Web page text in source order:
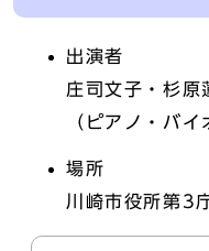
出演者
庄司文子・杉原
（ピアノ・バイ
場所
川崎市役所第3